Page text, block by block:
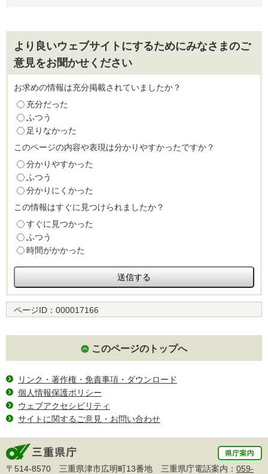
より良いウェブサイトにするためにみなさまのご
意見をお聞かせください
お求めの情報は充分掲載されていましたか？
充分だった
ふつう
足りなかった
このページの内容や表現は分かりやすかったですか？
分かりやすかった
ふつう
分かりにくかった
この情報はすぐに見つけられましたか？
すぐに見つかった
ふつう
時間がかかった
ページID： 000017166
このページのトップへ
リンク・著作権・免責事項・ダウンロード
個人情報保護ポリシー
ウェブアクセシビリティ
サイトに関するご意見・お問い合わせ
〒514-8570 三重県津市広明町13番地 三重県庁電話案内： 059-